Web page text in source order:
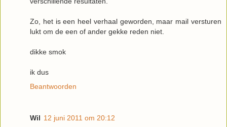
Zo, het is een heel verhaal geworden, maar mail versturen
lukt om de een of ander gekke reden niet.
dikke smok
ik dus
Beantwoorden
Wil 12 juni 2011 om 20:12